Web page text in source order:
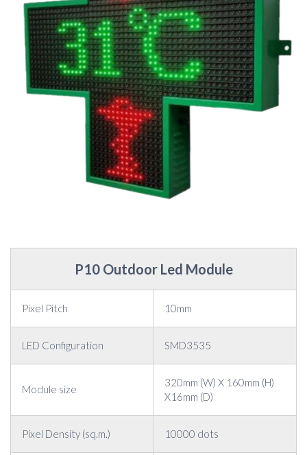
P10 Outdoor Led Module
Pixel Pitch 10mm
LED Configuration SMD3535
Module size
320mm (W) X 160mm (H)
X16mm (D)
Pixel Density (sq.m.) 10000 dots